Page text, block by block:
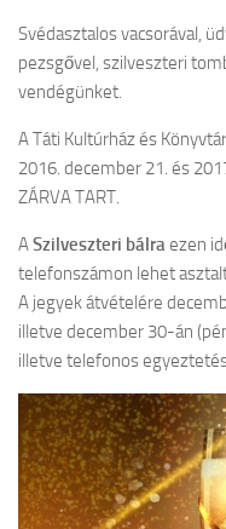
Svédasztalos vacsorával,
pezsgővel, szilveszteri
vendégünket.
A Táti Kultúrház és Könyvtár
2016. december 21. és
ZÁRVA TART.
ASzilveszteri bálraezen
telefonszámon lehet
A jegyek átvételére
illetve december 30-án
illetve telefonos